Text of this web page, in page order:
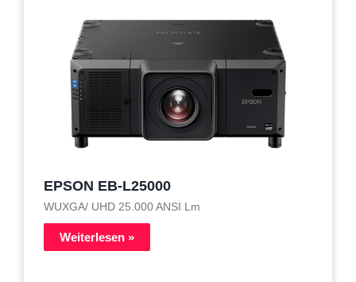
EPSON EB-L25000
WUXGA/ UHD 25.000 ANSI Lm
Weiterlesen »